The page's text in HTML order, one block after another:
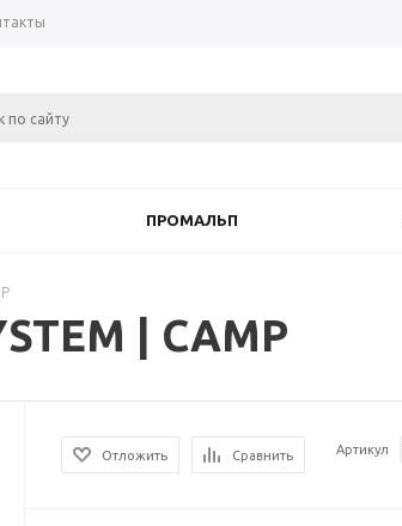
ПРОМАЛЬП
| CAMP
Отложить Сравнить Артикул